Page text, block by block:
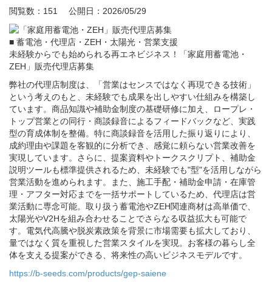
閲覧数：151 公開日：2026/05/29
■ 蓄電池・代理店・ZEH・太陽光・営業支援
未経験からでも始められる再エネビジネス！「家庭用蓄電池・
ZEH」販売代理店募集
弊社の代理店制度は、「営業はセンスではなく再現できる技術」
という考えのもと、未経験でも成果を出しやすい仕組みを構築し
ています。商品知識や補助金制度の基礎研修に加え、ロープレ・
トップ営業との同行・商談録音によるフィードバックなど、実践
型の育成体制を整備。特に商談録音を活用した振り返りにより、
成約理由や課題を客観的に分析でき、感覚に頼らない営業改善を
実現しています。さらに、提案資料やトークスクリプト、補助金
説明ツールも標準提供されるため、未経験でも"型"を活用しながら
営業活動を進められます。また、施工手配・補助金申請・在庫管
理・アフター対応までを一括サポートしているため、代理店は営
業活動に専念可能。取り扱う蓄電池やZEH関連商材は高単価で、
太陽光やV2Hを組み合わせることでさらなる収益拡大も可能で
す。電気代高騰や脱炭素政策を背景に市場需要も拡大しており、
量ではなく質を重視した営業スタイルを実現。お客様の暮らし全
体を支える提案ができる、将来性の高いビジネスモデルです。
https://b-seeds.com/products/gep-saiene